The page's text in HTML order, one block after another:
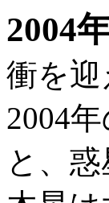
2004
衝を
2004
と、